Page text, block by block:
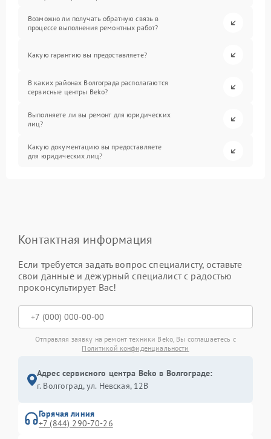
Возможно ли получать обратную связь в
процессе выполнения ремонтных работ?
Какую гарантию вы предоставляете?
В каких районах Волгограда располагаются
сервисные центры Beko?
Выполняете ли вы ремонт для юридических
лиц?
Какую документацию вы предоставляете
для юридических лиц?
Контактная информация
Если требуется задать вопрос специалисту, оставьте
свои данные и дежурный специалист с радостью
проконсультирует Вас!
Отправляя заявку на ремонт техники Beko, Вы соглашаетесь с
Политикой конфиденциальности
Адрес сервисного центра Beko в Волгограде:
г. Волгоград, ул. Невская, 12В
Горячая линия
+7 (844) 290-70-26